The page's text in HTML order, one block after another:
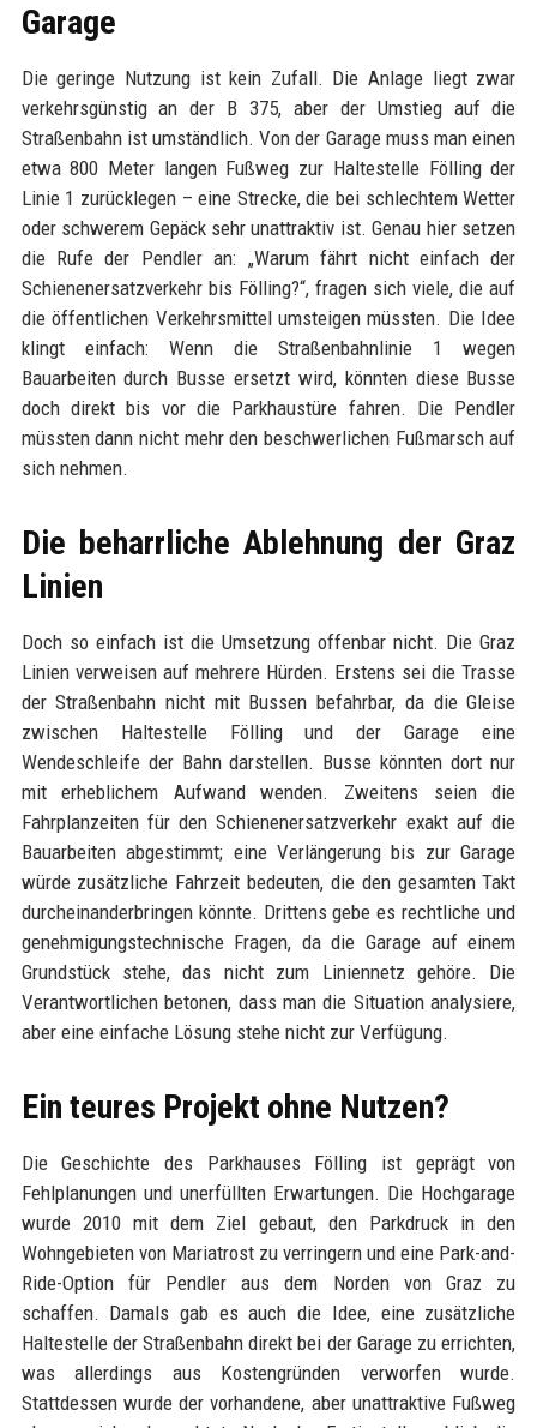
Garage
Die geringe Nutzung ist kein Zufall. Die Anlage liegt zwar
verkehrsgünstig an der B 375, aber der Umstieg auf die
Straßenbahn ist umständlich. Von der Garage muss man einen
etwa 800 Meter langen Fußweg zur Haltestelle Fölling der
Linie 1 zurücklegen – eine Strecke, die bei schlechtem Wetter
oder schwerem Gepäck sehr unattraktiv ist. Genau hier setzen
die Rufe der Pendler an: „Warum fährt nicht einfach der
Schienenersatzverkehr bis Fölling?“, fragen sich viele, die auf
die öffentlichen Verkehrsmittel umsteigen müssten. Die Idee
klingt einfach: Wenn die Straßenbahnlinie 1 wegen
Bauarbeiten durch Busse ersetzt wird, könnten diese Busse
doch direkt bis vor die Parkhaustüre fahren. Die Pendler
müssten dann nicht mehr den beschwerlichen Fußmarsch auf
sich nehmen.
Die beharrliche Ablehnung der Graz
Linien
Doch so einfach ist die Umsetzung offenbar nicht. Die Graz
Linien verweisen auf mehrere Hürden. Erstens sei die Trasse
der Straßenbahn nicht mit Bussen befahrbar, da die Gleise
zwischen Haltestelle Fölling und der Garage eine
Wendeschleife der Bahn darstellen. Busse könnten dort nur
mit erheblichem Aufwand wenden. Zweitens seien die
Fahrplanzeiten für den Schienenersatzverkehr exakt auf die
Bauarbeiten abgestimmt; eine Verlängerung bis zur Garage
würde zusätzliche Fahrzeit bedeuten, die den gesamten Takt
durcheinanderbringen könnte. Drittens gebe es rechtliche und
genehmigungstechnische Fragen, da die Garage auf einem
Grundstück stehe, das nicht zum Liniennetz gehöre. Die
Verantwortlichen betonen, dass man die Situation analysiere,
aber eine einfache Lösung stehe nicht zur Verfügung.
Ein teures Projekt ohne Nutzen?
Die Geschichte des Parkhauses Fölling ist geprägt von
Fehlplanungen und unerfüllten Erwartungen. Die Hochgarage
wurde 2010 mit dem Ziel gebaut, den Parkdruck in den
Wohngebieten von Mariatrost zu verringern und eine Park-and-
Ride-Option für Pendler aus dem Norden von Graz zu
schaffen. Damals gab es auch die Idee, eine zusätzliche
Haltestelle der Straßenbahn direkt bei der Garage zu errichten,
was allerdings aus Kostengründen verworfen wurde.
Stattdessen wurde der vorhandene, aber unattraktive Fußweg